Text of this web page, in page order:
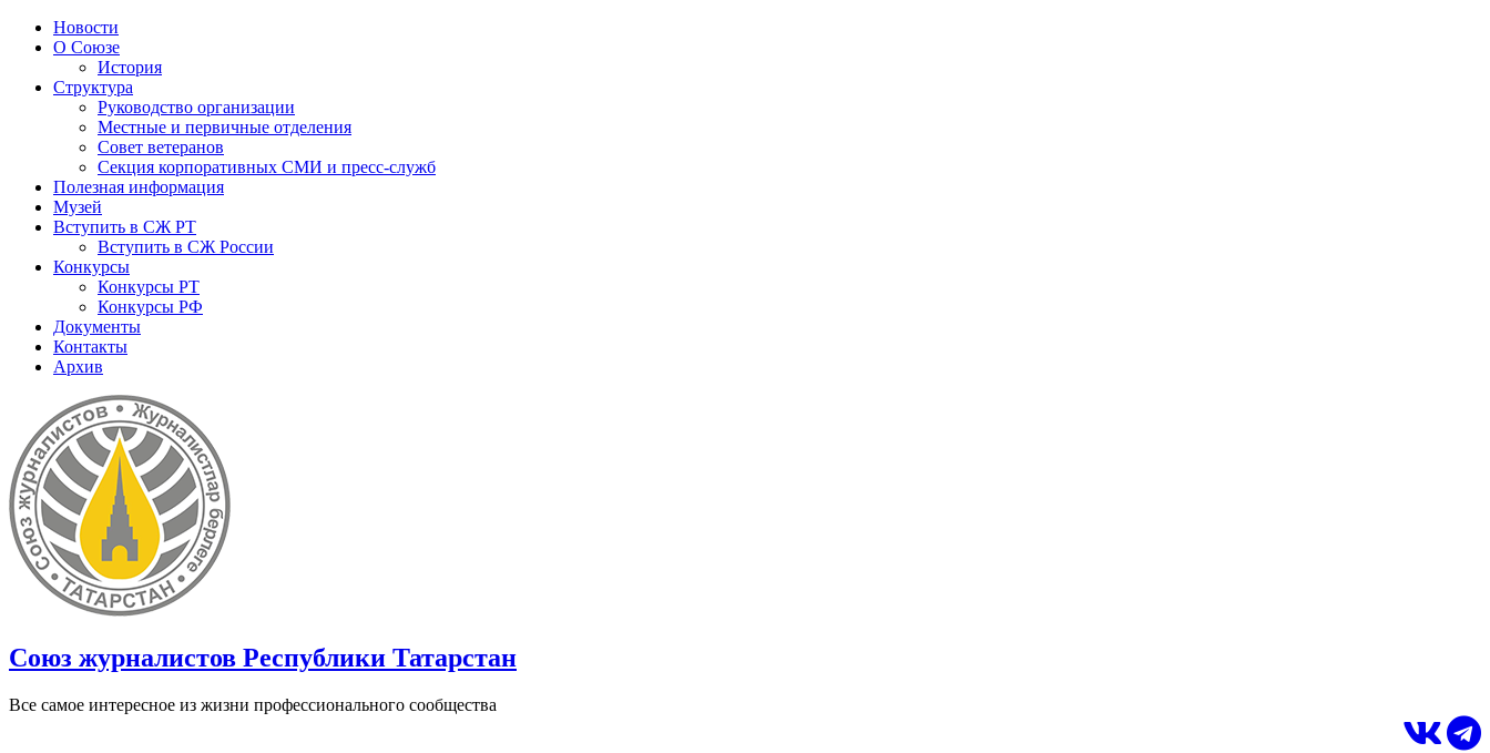
Новости
О Союзе
История
Структура
Руководство организации
Местные и первичные отделения
Совет ветеранов
Секция корпоративных СМИ и пресс-служб
Полезная информация
Музей
Вступить в СЖ РТ
Вступить в СЖ России
Конкурсы
Конкурсы РТ
Конкурсы РФ
Документы
Контакты
Архив
Союз журналистов Республики Татарстан
Все самое интересное из жизни профессионального сообщества